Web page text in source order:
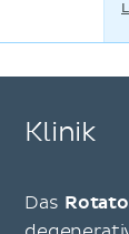
Klinik
Das